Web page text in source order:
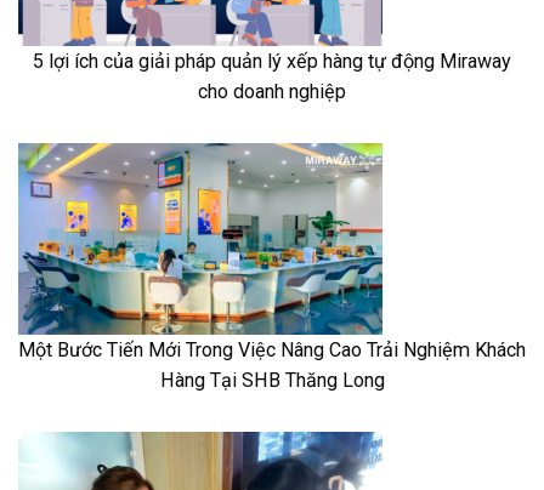
5 lợi ích của giải pháp quản lý xếp hàng tự động Miraway
cho doanh nghiệp
Một Bước Tiến Mới Trong Việc Nâng Cao Trải Nghiệm Khách
Hàng Tại SHB Thăng Long